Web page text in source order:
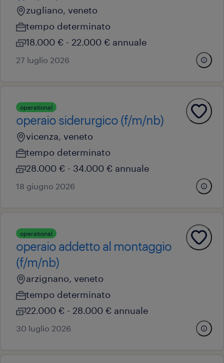
zugliano, veneto
tempo determinato
18.000 € - 22.000 € annuale
27 luglio 2026
operational
operaio siderurgico (f/m/nb)
vicenza, veneto
tempo determinato
28.000 € - 34.000 € annuale
18 giugno 2026
operational
operaio addetto al montaggio
(f/m/nb)
arzignano, veneto
tempo determinato
22.000 € - 28.000 € annuale
30 luglio 2026